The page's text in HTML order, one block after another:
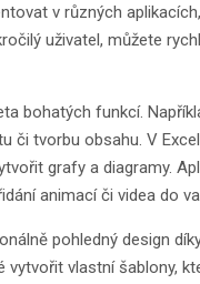
v různých
uživatel, můžete
bohatých funkcí.
či tvorbu obsahu. V
grafy a diagramy.
animací či videa do
pohledný design
vlastní šablony,